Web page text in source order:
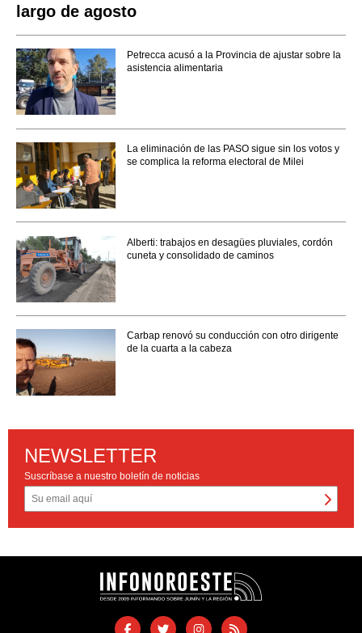
largo de agosto
Petrecca acusó a la Provincia de ajustar sobre la
asistencia alimentaria
La eliminación de las PASO sigue sin los votos y
se complica la reforma electoral de Milei
Alberti: trabajos en desagües pluviales, cordón
cuneta y consolidado de caminos
Carbap renovó su conducción con otro dirigente
de la cuarta a la cabeza
NEWSLETTER
Suscríbase a nuestro boletín de noticias